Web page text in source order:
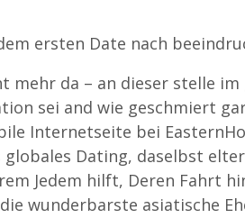
ersten Date nach
mehr da – an dieser stelle
sei and wie geschmiert
Internetseite bei
Dating, daselbst
Jedem hilft, Deren Fahrt
wunderbarste asiatische